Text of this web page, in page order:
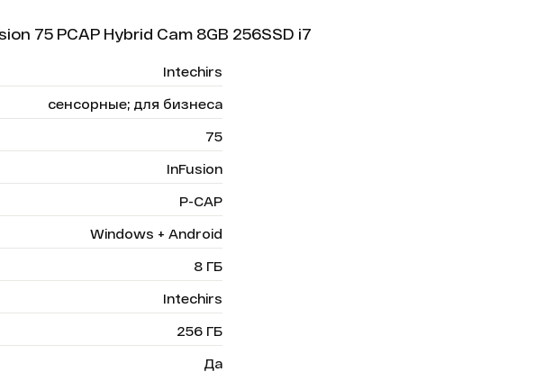
75 PCAP Hybrid Cam 8GB 256SSD i7
Intechirs
сенсорные; для бизнеса
75
InFusion
P-CAP
Windows + Android
8 ГБ
Intechirs
256 ГБ
Да